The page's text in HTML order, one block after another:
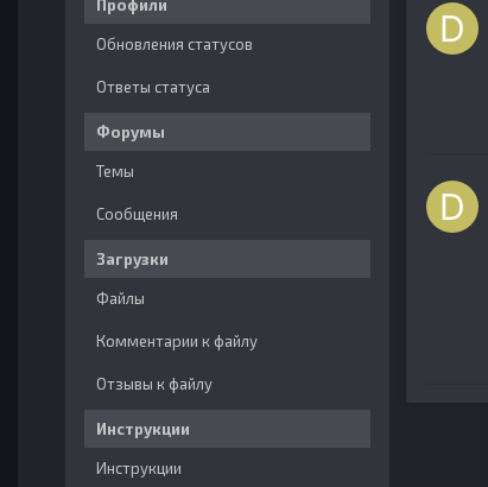
Профили
Обновления статусов
Ответы статуса
Форумы
Темы
Сообщения
Загрузки
Файлы
Комментарии к файлу
Отзывы к файлу
Инструкции
Инструкции